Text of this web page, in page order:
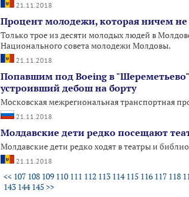
21.11.2018
Процент молодежи, которая ничем не
Только трое из десяти молодых людей в
Национального совета молодежи Молдовы.
21.11.2018
Попавшим под Boeing в
устроивший дебош на борту
Московская межрегиональная транспортная
21.11.2018
Молдавские дети редко посещают
Молдавские дети редко ходят в театры и
21.11.2018
<< 107 108 109 110 111 112 113 114 115 116 117 118
143 144 145 >>